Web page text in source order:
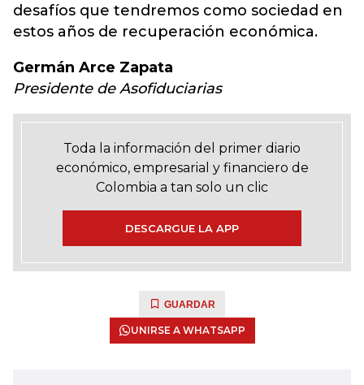
desafíos que tendremos como sociedad en
estos años de recuperación económica.
Germán Arce Zapata
Presidente de Asofiduciarias
Toda la información del primer diario
económico, empresarial y financiero de
Colombia a tan solo un clic
DESCARGUE LA APP
GUARDAR
UNIRSE A WHATSAPP